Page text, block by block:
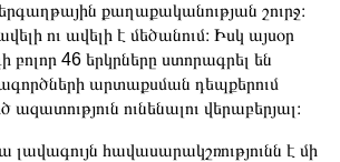
քաղաքականության շուրջ։
ու ավելի է մեծանում։ Իսկ այսօր
բոլոր 46 երկրները ստորագրել են
արտաքսման դեպքերում
ազատություն ունենալու վերաբերյալ։
լավագույն հավասարակշռությունն է մի